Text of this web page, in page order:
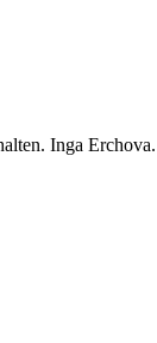
Inga Erchova.